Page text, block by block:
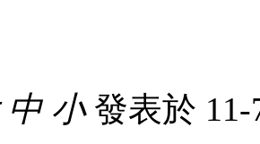
中 小發表於 11-